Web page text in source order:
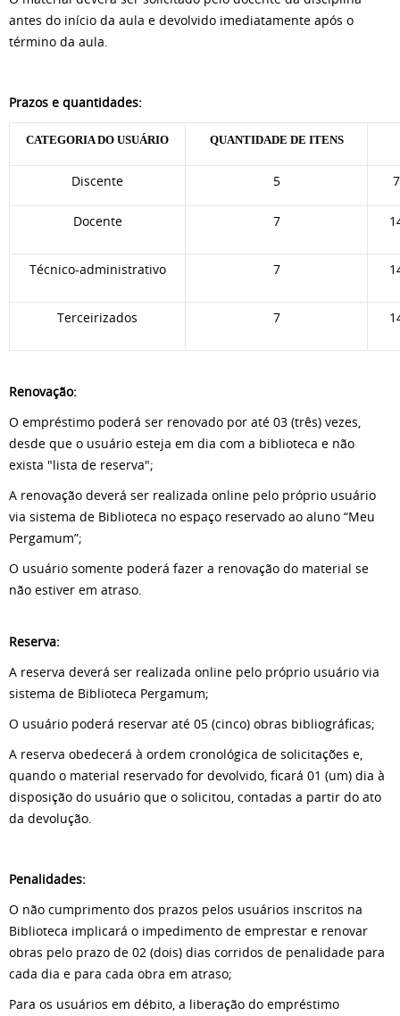
antes do início da aula e devolvido imediatamente após o
término da aula.
Prazos e quantidades:
CATEGORIA DO USUÁRIO QUANTIDADE DE ITENS
Discente 5
Docente 7
Técnico-administrativo 7
Terceirizados 7
Renovação:
O empréstimo poderá ser renovado por até 03 (três) vezes,
desde que o usuário esteja em dia com a biblioteca e não
exista "lista de reserva";
A renovação deverá ser realizada online pelo próprio usuário
via sistema de Biblioteca no espaço reservado ao aluno “Meu
Pergamum”;
O usuário somente poderá fazer a renovação do material se
não estiver em atraso.
Reserva:
A reserva deverá ser realizada online pelo próprio usuário via
sistema de Biblioteca Pergamum;
O usuário poderá reservar até 05 (cinco) obras bibliográficas;
A reserva obedecerá à ordem cronológica de solicitações e,
quando o material reservado for devolvido, ficará 01 (um) dia à
disposição do usuário que o solicitou, contadas a partir do ato
da devolução.
Penalidades:
O não cumprimento dos prazos pelos usuários inscritos na
Biblioteca implicará o impedimento de emprestar e renovar
obras pelo prazo de 02 (dois) dias corridos de penalidade para
cada dia e para cada obra em atraso;
Para os usuários em débito, a liberação do empréstimo